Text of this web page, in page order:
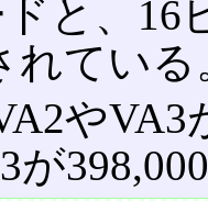
と、16
れている
や
が